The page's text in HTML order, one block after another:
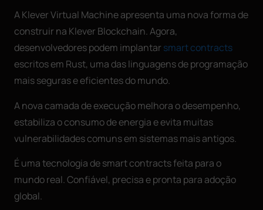
A Klever Virtual Machine apresenta uma nova forma de
construir na Klever Blockchain. Agora,
desenvolvedores podem implantar smart contracts
escritos em Rust, uma das linguagens de programação
mais seguras e eficientes do mundo.
A nova camada de execução melhora o desempenho,
estabiliza o consumo de energia e evita muitas
vulnerabilidades comuns em sistemas mais antigos.
É uma tecnologia de smart contracts feita para o
mundo real. Confiável, precisa e pronta para adoção
global.